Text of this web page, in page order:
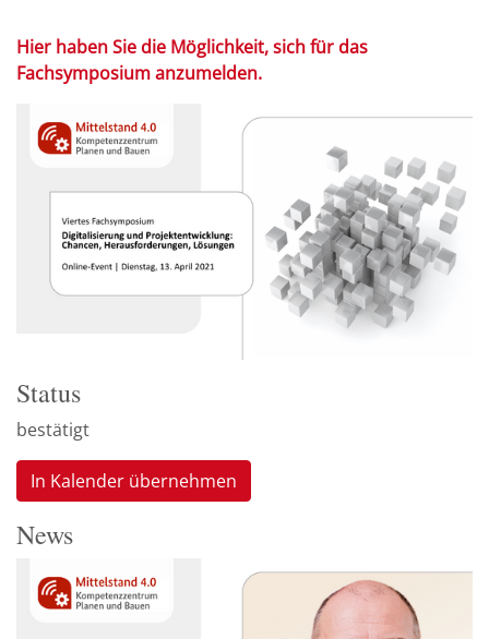
Hier haben Sie die Möglichkeit, sich für das
Fachsymposium anzumelden.
Status
bestätigt
In Kalender übernehmen
News